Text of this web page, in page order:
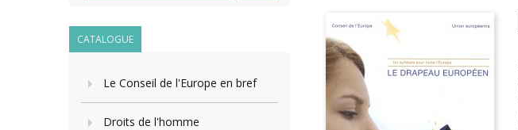
CATALOGUE
Le Conseil de l'Europe en bref
Droits de l'homme